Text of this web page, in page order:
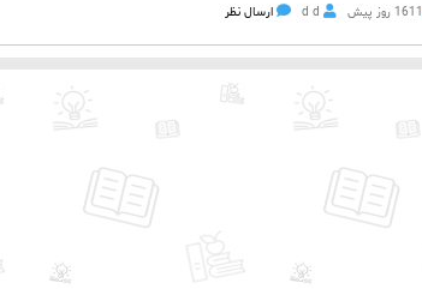
1611 روز پيش d d ارسال نظر